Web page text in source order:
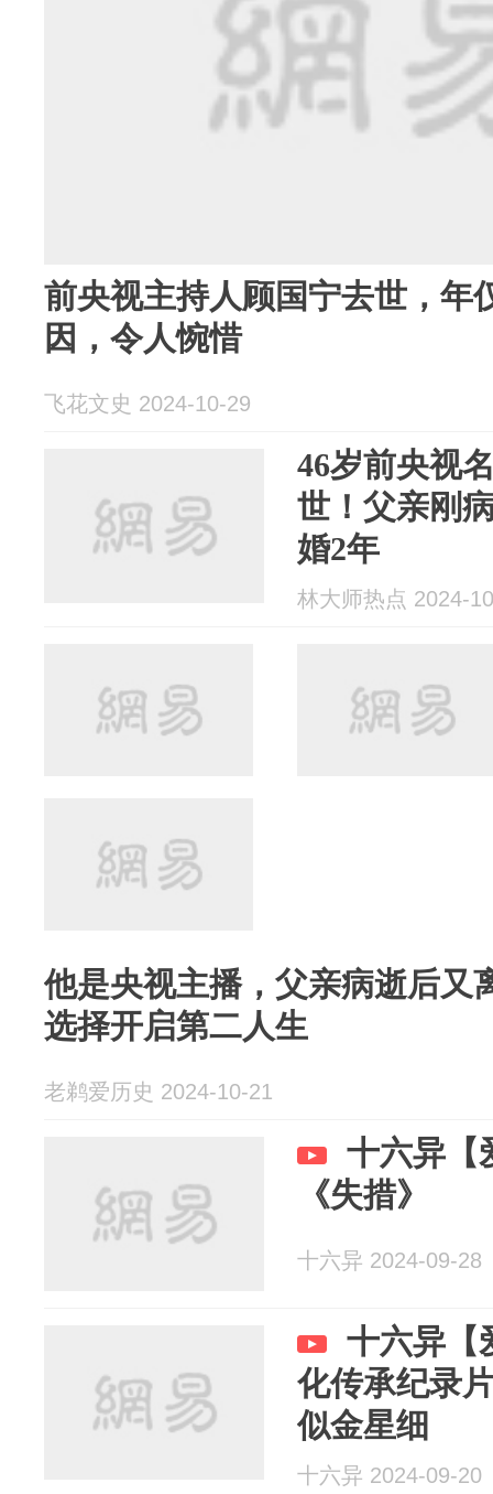
前央视主持人顾国宁去世，年
因，令人惋惜
飞花文史 2024-10-29
46岁前央视
世！父亲刚
婚2年
林大师热点 2024-
他是央视主播，父亲病逝后又
选择开启第二人生
老鹈爱历史 2024-10-21
十六异【
《失措》
十六异 2024-09-28
十六异【
化传承纪录
似金星细
十六异 2024-09-20